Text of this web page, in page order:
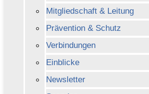
Mitgliedschaft & Leitung
Prävention & Schutz
Verbindungen
Einblicke
Newsletter